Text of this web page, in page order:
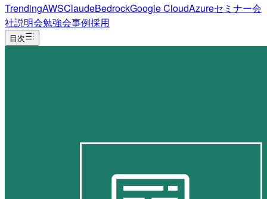
TrendingAWSClaudeBedrockGoogle CloudAzureセミナー会
社説明会勉強会事例採用
目次